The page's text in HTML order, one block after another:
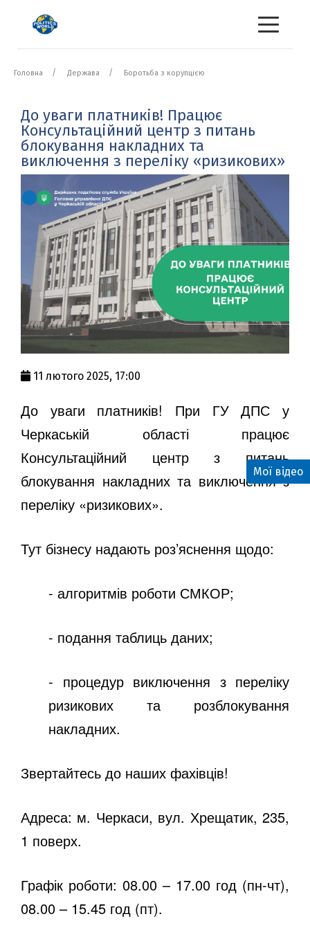
Головна Держава Боротьба з корупцією
До уваги платників! Працює
Консультаційний центр з питань
блокування накладних та
виключення з переліку «ризикових»
11 лютого 2025, 17:00
До уваги платників! При ГУ ДПС у
Черкаській області працює
Консультаційний центр з питань
блокування накладних та виключення з
переліку «ризикових».
Тут бізнесу надають роз’яснення щодо:
- алгоритмів роботи СМКОР;
- подання таблиць даних;
- процедур виключення з переліку
ризикових та розблокування
накладних.
Звертайтесь до наших фахівців!
Адреса: м. Черкаси, вул. Хрещатик, 235,
1 поверх.
Графік роботи: 08.00 – 17.00 год (пн-чт),
08.00 – 15.45 год (пт).
Мої відео